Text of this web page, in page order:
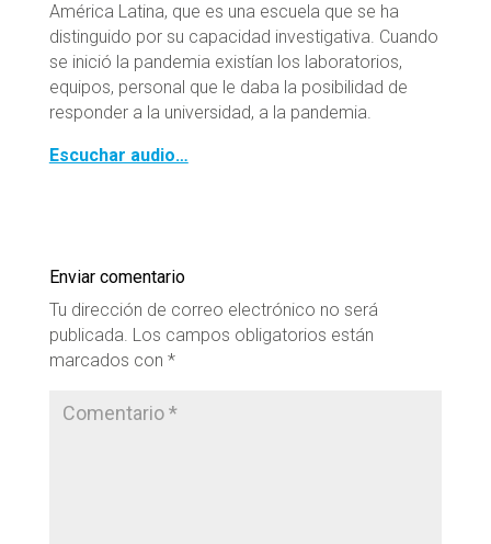
América Latina, que es una escuela que se ha
distinguido por su capacidad investigativa. Cuando
se inició la pandemia existían los laboratorios,
equipos, personal que le daba la posibilidad de
responder a la universidad, a la pandemia.
Escuchar audio…
Enviar comentario
Tu dirección de correo electrónico no será
publicada. Los campos obligatorios están
marcados con *